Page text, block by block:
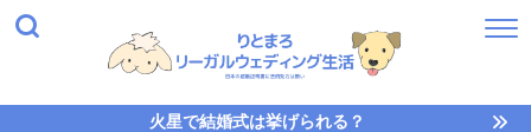
火星で結婚式は挙げられる？